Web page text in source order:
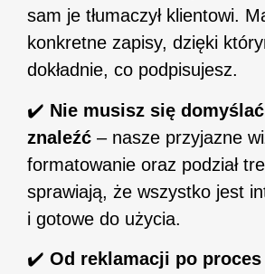
sam je tłumaczył klientowi.
konkretne zapisy, dzięki
dokładnie, co podpisujesz.
✔️ Nie musisz się
znaleźć – nasze przyjazne
formatowanie oraz podział
sprawiają, że wszystko jest
i gotowe do użycia.
✔️ Od reklamacji po proces